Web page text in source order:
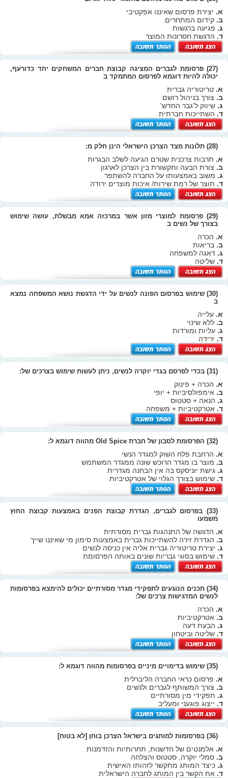
א. יצירת פרסום שאיננו אפקטיבי
ב. קידום המתחרים
ג. פגיעה ברגשות
ד. הדגשת חסרונות המוצר
(27) פרסומת לגברים המציגה קבוצת חברים המשחקים יחד כדורעף,
יכולה להיות דוגמא לפרסום המתמקד ב
א. טריטוריה גברית
ב. צורך בניהול רושם
ג. שיווק ל'גבר החדש'
ד. השתייכות חברתית
(28) תלונות מצד הצרכן הישראלי הינן חלק מ:
א. תרבות צרכנית שטרם הגיעה לשלב הבגרות
ב. צורת הבעה ותקשורת בין הצרכן לארגון
ג. משוב באמצעותו על החברה להשתפר
ד. תוצר של רמת שירות/ איכות מוצרים ירודה
(29) פרסומת למוצרי מזון אשר במרכזה אמא מבשלת, עושה שימוש
בצורך של נשים ב
א. הכרה
ב. בריאות
ג. דאגה למשפחה
ד. שליטה
(30) שימוש בפרסום הפונה לנשים על ידי הדגשת נושא המשפחה נמצא
ב
א. עלייה
ב. ללא שינוי
ג. עליות ומורדות
ד. ירידה
(31) בכדי לפרסם בגדי יוקרה לנשים, ניתן לעשות שימוש בצרכים של:
א. הכרה + פינוק
ב. אימפולסיביות + יופי
ג. הנאה + סטטוס
ד. אטרקטיביות + משפחה
(32) הפרסומת לסבון של חברת Old Spice מהווה דוגמא ל:
א. הרחבת פלח השוק למגדר הנשי
ב. מוצר בו מגדר הרוכש שונה ממגדר המשתמש
ג. גישת יוניסקס בה אין הבחנה מגדרית
ד. שימוש בצורך הגלוי של אטרקטיביות
(33) בפרסום לגברים, הגדרת קבוצת הפנים באמצעות קבוצת החוץ
משמעו
א. הדגשה של התנהגות גברית מסורתית
ב. הגדרת זירה להשתייכות גברית באמצעות סימון מי שאיננו שייך
ג. יצירת טריטוריה גברית אליה אין כניסה לנשים
ד. שימוש בסוגי גבריות שונים באותה הפרסומת
(34) תכנים הנוגעים לתפקידי מגדר מסורתיים יכולים להימצא בפרסומות
לנשים המדגישות צרכים של:
א. הכרה
ב. אטרקטיביות
ג. הבעת דעה
ד. שליטה וביטחון
(35) שימוש בדימויים מיניים בפרסומות מהווה דוגמא ל:
א. פרסום כראי החברה הליברלית
ב. צורך המשותף לגברים ולנשים
ג. תפקידי מין מסורתיים
ד. ייצוג פוגעני ומעליב
(36) בפרסומות למותגים בישראל הצרכן בוחן [לא בטוח]
א. אלמנטים של חדשנות, תחרותיות והזדמנות
ב. סמלי יוקרה, סטטוס והצלחה
ג. כיצד המותג מתקשר לזהותו האישית
ד. את הקשר בין המותג לחברה הישראלית